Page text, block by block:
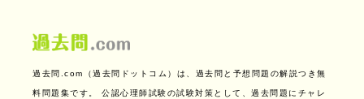
過去問.com（過去問ドットコム）は、過去問と予想問題の解説つき無
料問題集です。 公認心理師試験の試験対策として、過去問題にチャレ